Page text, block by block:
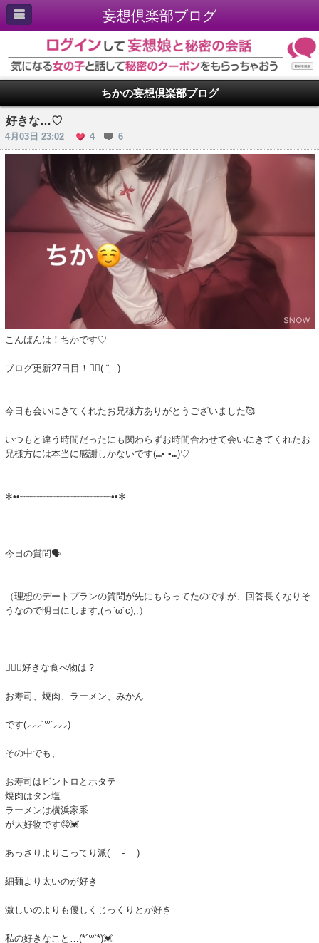
妄想倶楽部ブログ
ちかの妄想倶楽部ブログ
好きな…♡
4月03日 23:02 4 6
こんばんは！ちかです♡
ブログ更新27日目！✍🏻( ¨̮ )
今日も会いにきてくれたお兄様方ありがとうございました🥰
いつもと違う時間だったにも関わらずお時間合わせて会いにきてくれたお
兄様方には本当に感謝しかないです(⑉• •⑉)♡
✼••┈┈┈┈┈┈┈┈┈┈┈┈┈┈┈┈••✼
今日の質問🗣️
（理想のデートプランの質問が先にもらってたのですが、回答長くなりそ
うなので明日にします;(っ`ω´c);:）
🙋🏻‍♂️好きな食べ物は？
お寿司、焼肉、ラーメン、みかん
です(⸝⸝⸝´꒳`⸝⸝⸝)
その中でも、
お寿司はビントロとホタテ
焼肉はタン塩
ラーメンは横浜家系
が大好物です🤤💓
あっさりよりこってり派( ˙-˙ )
細麺より太いのが好き
激しいのよりも優しくじっくりとが好き
私の好きなこと…(*´꒳`*)💓